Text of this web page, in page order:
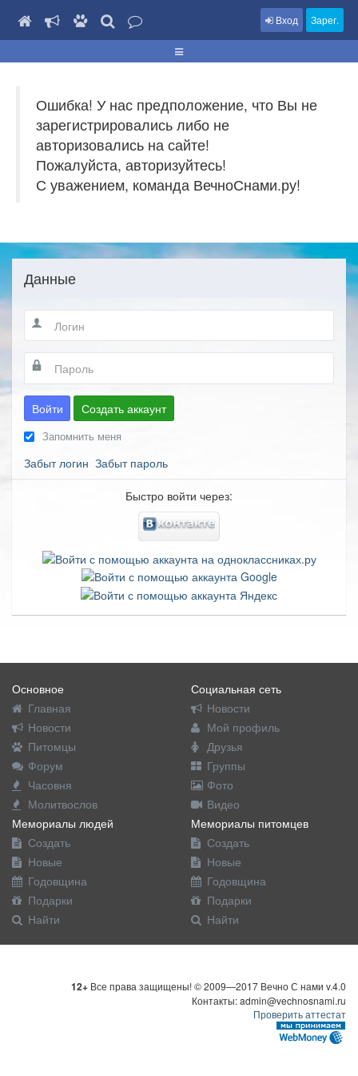
Вход Зарег.
Ошибка! У нас предположение, что Вы не
зарегистрировались либо не
авторизовались на сайте!
Пожалуйста, авторизуйтесь!
С уважением, команда ВечноСнами.ру!
Данные
Войти Создать аккаунт
Запомнить меня
Забыт логин Забыт пароль
Быстро войти через:
Основное
Главная
Новости
Питомцы
Форум
Часовня
Молитвослов
Социальная сеть
Новости
Мой профиль
Друзья
Группы
Фото
Видео
Мемориалы людей
Создать
Новые
Годовщина
Подарки
Найти
Мемориалы питомцев
Создать
Новые
Годовщина
Подарки
Найти
12+ Все права защищены! © 2009—2017 Вечно С нами v.4.0
Контакты: admin@vechnosnami.ru
Проверить аттестат